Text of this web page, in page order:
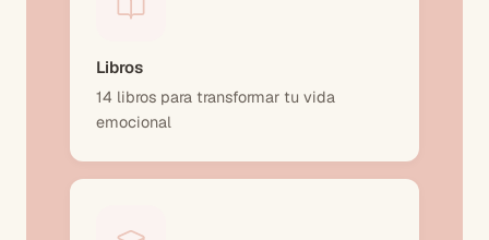
Libros
14 libros para transformar tu vida
emocional